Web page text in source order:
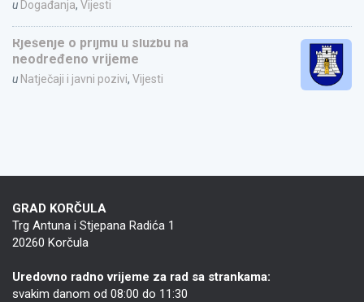
u Događanja, Vijesti
Rješenje o prijmu u službu na
neodređeno vrijeme
u Natječaji i javni pozivi, Vijesti
GRAD KORČULA
Trg Antuna i Stjepana Radića 1
20260 Korčula
Uredovno radno vrijeme za rad sa strankama:
svakim danom od 08:00 do 11:30